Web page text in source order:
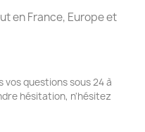
en France, Europe et
questions sous 24 à
hésitation, n'hésitez